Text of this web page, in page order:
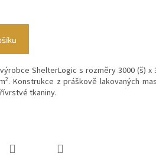
ShelterLogic s rozměry 3000 (š) x
2. Konstrukce z práškově lakovaných
tkaniny.